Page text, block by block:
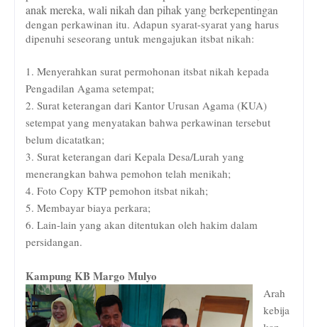
anak mereka, wali nikah dan pihak yang berkepentingan
dengan perkawinan itu. Adapun syarat-syarat yang harus
dipenuhi seseorang untuk mengajukan itsbat nikah:
1. Menyerahkan surat permohonan itsbat nikah kepada
Pengadilan Agama setempat;
2. Surat keterangan dari Kantor Urusan Agama (KUA)
setempat yang menyatakan bahwa perkawinan tersebut
belum dicatatkan;
3. Surat keterangan dari Kepala Desa/Lurah yang
menerangkan bahwa pemohon telah menikah;
4. Foto Copy KTP pemohon itsbat nikah;
5. Membayar biaya perkara;
6. Lain-lain yang akan ditentukan oleh hakim dalam
persidangan.
Kampung KB Margo Mulyo
Arah
kebija